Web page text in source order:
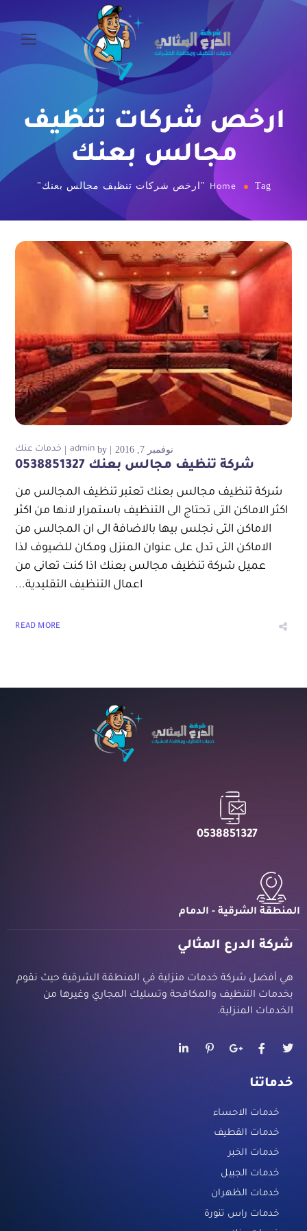
ارخص شركات تنظيف
مجالس بعنك
Home Tag "ارخص شركات تنظيف مجالس بعنك"
نوفمبر 7, 2016 by
admin خدمات عنك
شركة تنظيف مجالس بعنك 0538851327
شركة تنظيف مجالس بعنك تعتبر تنظيف المجالس من
اكثر الاماكن التى تحتاج الى التنظيف باستمرار لانها من اكثر
الاماكن التى نجلس بيها بالاضافة الى ان المجالس من
الاماكن التى تدل على عنوان المنزل ومكان للضيوف لذا
عميل شركة تنظيف مجالس بعنك اذا كنت تعانى من
اعمال التنظيف التقليدية...
READ MORE
0538851327
المنطقة الشرقية - الدمام
شركة الدرع المثالي
هي أفضل شركة خدمات منزلية في المنطقة الشرقية حيث نقوم
بخدمات التنظيف والمكافحة وتسليك المجاري وغيرها من
الخدمات المنزلية.
خدماتنا
خدمات الاحساء
خدمات القطيف
خدمات الخبر
خدمات الجبيل
خدمات الظهران
خدمات راس تنورة